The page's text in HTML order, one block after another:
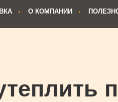
О КОМПАНИИ